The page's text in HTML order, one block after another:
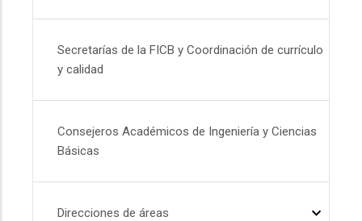
Secretarías de la FICB y Coordinación de currículo
y calidad
Consejeros Académicos de Ingeniería y Ciencias
Básicas
Direcciones de áreas